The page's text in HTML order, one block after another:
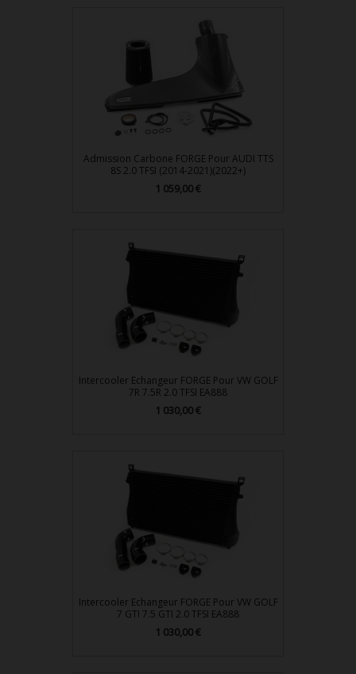
Admission Carbone FORGE Pour AUDI TTS
8S 2.0 TFSI (2014-2021)(2022+)
Prix
1 059,00 €
Intercooler Echangeur FORGE Pour VW GOLF
7R 7.5R 2.0 TFSI EA888
Prix
1 030,00 €
Intercooler Echangeur FORGE Pour VW GOLF
7 GTI 7.5 GTI 2.0 TFSI EA888
Prix
1 030,00 €